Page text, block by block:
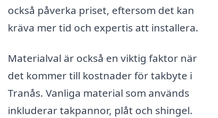
också påverka priset, eftersom det kan
kräva mer tid och expertis att installera.
Materialval är också en viktig faktor när
det kommer till kostnader för takbyte i
Tranås. Vanliga material som används
inkluderar takpannor, plåt och shingel.